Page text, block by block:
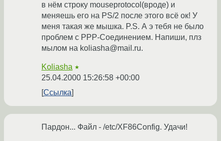
в нём строку mouseprotocol(вроде) и
меняешь его на PS/2 после этого всё ок! У
меня такая же мышка. P.S. А э тебя не было
проблем с PPP-Соединением. Напиши, плз
мылом на koliasha@mail.ru.
Koliasha ★
25.04.2000 15:26:58 +00:00
Ссылка
Пардон... Файл - /etc/XF86Config. Удачи!